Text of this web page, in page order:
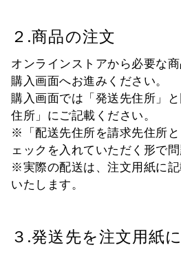
２.商品の注文
オンラインストアから必要な商
購入画面へお進みください。
購入画面では「発送先住所」
住所」にご記載ください。
※「配送先住所を請求先住所
ェックを入れていただく形で問
※実際の配送は、注文用紙に
いたします。
３.発送先を注文用紙